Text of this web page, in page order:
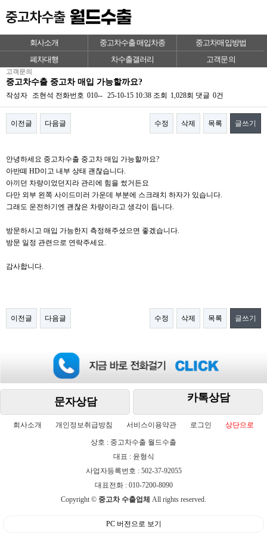
회사소개 중고차수출 매입차종
중고차매입방법
폐차대행
차수출갤러리 고객문의
고객문의
중고차수출 중고차 매입 가능할까요?
작성자 조현석 전화번호 010-- 25-10-15 10:38 조회 1,028회 댓글 0건
이전글 다음글 수정 삭제 목록 글쓰기
안녕하세요 중고차수출 중고차 매입 가능할까요?
아반떼 HD이고 내부 상태 괜찮습니다.
아끼던 차량이었던지라 관리에 힘을 썼거든요
다만 외부 왼쪽 사이드미러 가운데 부분에 스크래치 하자가 있습니다.
그래도 운전하기엔 괜찮은 차량이라고 생각이 듭니다.
방문하시고 매입 가능한지 측정해주셨으면 좋겠습니다.
방문 일정 관련으로 연락주세요.
감사합니다.
이전글 다음글 수정 삭제 목록 글쓰기
문자상담 카톡상담
회사소개 개인정보취급방침 서비스이용약관 로그인 상단으로
상호 : 중고차수출 월드수출
대표 : 윤형식
사업자등록번호 : 502-37-92055
대표전화 : 010-7200-8090
Copyright © 중고차 수출업체 All rights reserved.
PC 버전으로 보기